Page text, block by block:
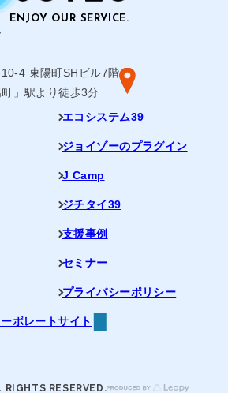
4 東陽町SHビル7階
」駅より徒歩3分
エコシステム39
ジョイゾーのプラグイン
J Camp
ジチタイ39
支援事例
セミナー
プライバシーポリシー
ポレートサイト
RESERVED.